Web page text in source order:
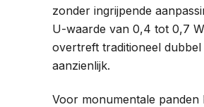
zonder ingrijpende
U-waarde van 0,4 tot 0,7
overtreft traditioneel dubbel
aanzienlijk.
Voor monumentale panden